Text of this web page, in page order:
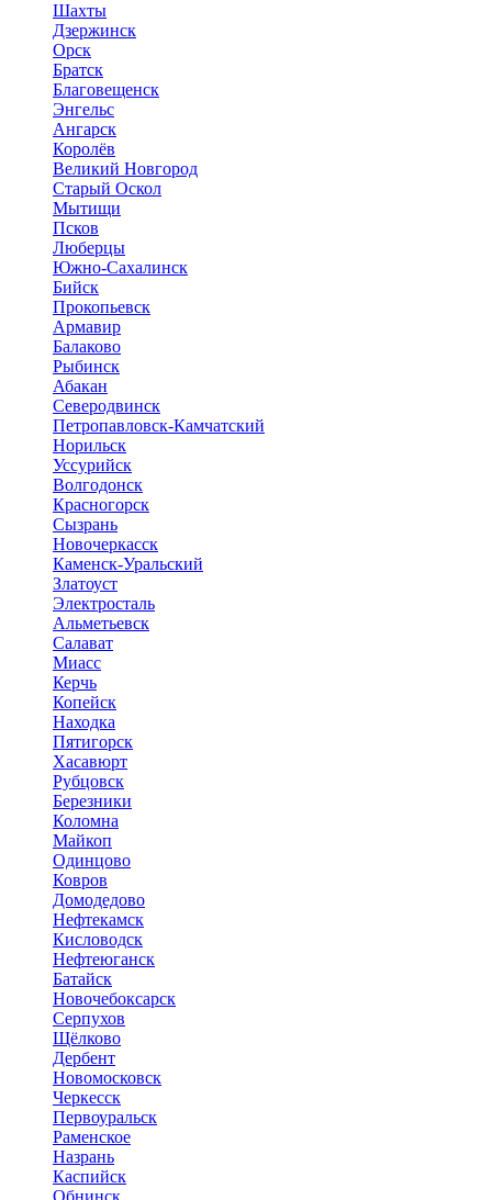
Шахты
Дзержинск
Орск
Братск
Благовещенск
Энгельс
Ангарск
Королёв
Великий Новгород
Старый Оскол
Мытищи
Псков
Люберцы
Южно-Сахалинск
Бийск
Прокопьевск
Армавир
Балаково
Рыбинск
Абакан
Северодвинск
Петропавловск-Камчатский
Норильск
Уссурийск
Волгодонск
Красногорск
Сызрань
Новочеркасск
Каменск-Уральский
Златоуст
Электросталь
Альметьевск
Салават
Миасс
Керчь
Копейск
Находка
Пятигорск
Хасавюрт
Рубцовск
Березники
Коломна
Майкоп
Одинцово
Ковров
Домодедово
Нефтекамск
Кисловодск
Нефтеюганск
Батайск
Новочебоксарск
Серпухов
Щёлково
Дербент
Новомосковск
Черкесск
Первоуральск
Раменское
Назрань
Каспийск
Обнинск